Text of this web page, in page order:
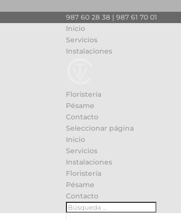
987 60 28 38 | 987 61 70 01
Inicio
Servicios
Instalaciones
Floristería
Pésame
Contacto
Seleccionar página
Inicio
Servicios
Instalaciones
Floristería
Pésame
Contacto